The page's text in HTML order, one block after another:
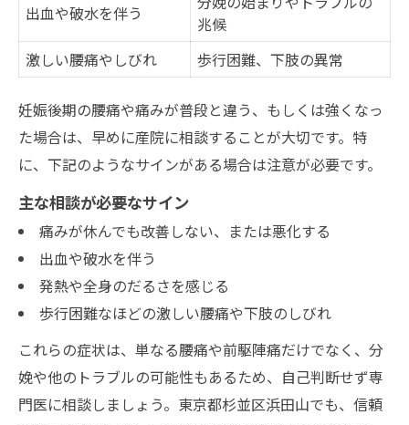
出血や破水を伴う
兆候
激しい腰痛やしびれ
歩行困難、下肢の異常
妊娠後期の腰痛や痛みが普段と違う、もしくは強くなっ
た場合は、早めに産院に相談することが大切です。特
に、下記のようなサインがある場合は注意が必要です。
主な相談が必要なサイン
痛みが休んでも改善しない、または悪化する
出血や破水を伴う
発熱や全身のだるさを感じる
歩行困難なほどの激しい腰痛や下肢のしびれ
これらの症状は、単なる腰痛や前駆陣痛だけでなく、分
娩や他のトラブルの可能性もあるため、自己判断せず専
門医に相談しましょう。東京都杉並区浜田山でも、信頼